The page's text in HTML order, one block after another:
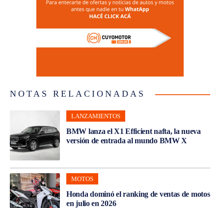
NOTAS RELACIONADAS
LANZAMIENTOS
BMW lanza el X1 Efficient nafta, la nueva
versión de entrada al mundo BMW X
MOTOS
Honda dominó el ranking de ventas de motos
en julio en 2026